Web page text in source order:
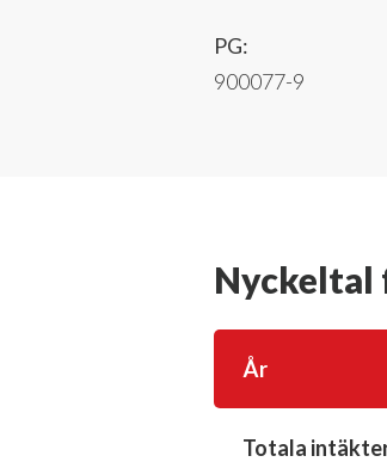
PG:
900077-9
Nyckeltal
År
Totala